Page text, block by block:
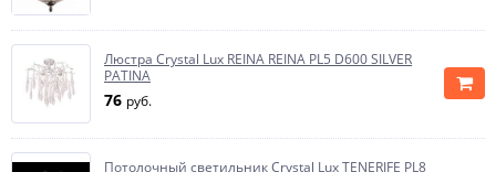
Люстра Crystal Lux REINA REINA PL5 D600 SILVER
PATINA
76 руб.
Потолочный светильник Crystal Lux TENERIFE PL8